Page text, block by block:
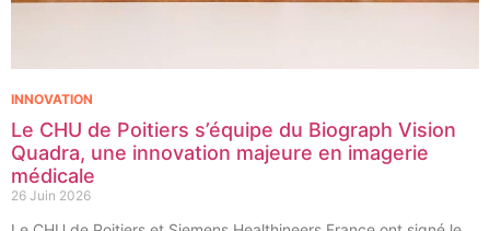
Le CHU de Poitiers s’équipe du Biograph Vision
Quadra, une innovation majeure en imagerie
médicale
26 Juin 2026
INNOVATION